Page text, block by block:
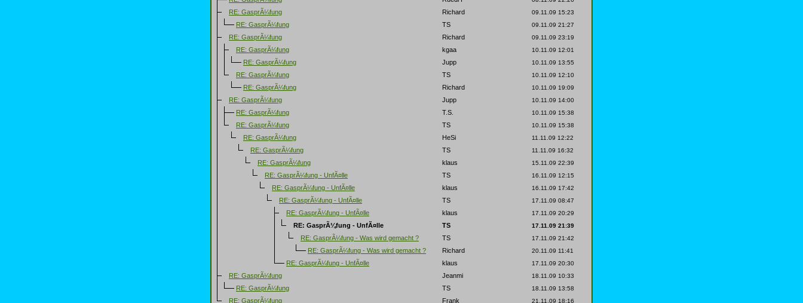
RE: GasprÃ¼fung Richard 09.11.09 15:23
RE: GasprÃ¼fung TS 09.11.09 21:27
RE: GasprÃ¼fung Richard 09.11.09 23:19
RE: GasprÃ¼fung kgaa 10.11.09 12:01
RE: GasprÃ¼fung Jupp 10.11.09 13:55
RE: GasprÃ¼fung TS 10.11.09 12:10
RE: GasprÃ¼fung Richard 10.11.09 19:09
RE: GasprÃ¼fung Jupp 10.11.09 14:00
RE: GasprÃ¼fung T.S. 10.11.09 15:38
RE: GasprÃ¼fung TS 10.11.09 15:38
RE: GasprÃ¼fung HeSi 11.11.09 12:22
RE: GasprÃ¼fung TS 11.11.09 16:32
RE: GasprÃ¼fung klaus 15.11.09 22:39
RE: GasprÃ¼fung - UnfÃ¤lle TS 16.11.09 12:15
RE: GasprÃ¼fung - UnfÃ¤lle klaus 16.11.09 17:42
RE: GasprÃ¼fung - UnfÃ¤lle TS 17.11.09 08:47
RE: GasprÃ¼fung - UnfÃ¤lle klaus 17.11.09 20:29
RE: GasprÃ¼fung - UnfÃ¤lle TS 17.11.09 21:39
RE: GasprÃ¼fung - Was wird gemacht ? TS 17.11.09 21:42
RE: GasprÃ¼fung - Was wird gemacht ? Richard 20.11.09 11:41
RE: GasprÃ¼fung - UnfÃ¤lle klaus 17.11.09 20:30
RE: GasprÃ¼fung Jeanmi 18.11.09 10:33
RE: GasprÃ¼fung TS 18.11.09 13:58
RE: GasprÃ¼fung Frank 21.11.09 18:16